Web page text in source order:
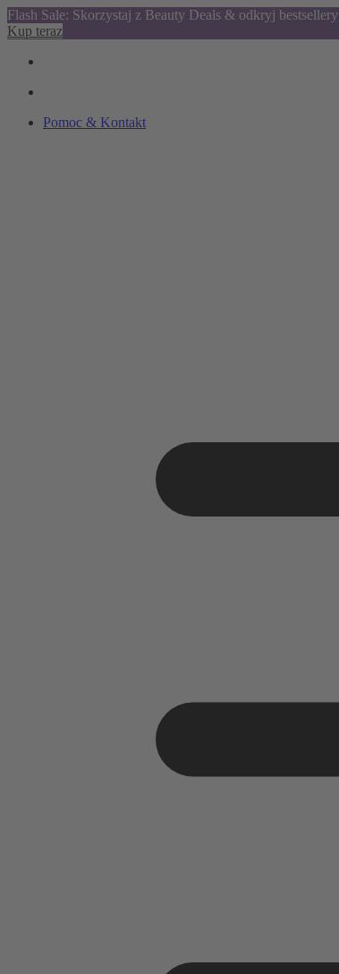
Flash Sale: Skorzystaj z Beauty Deals & odkryj bestsellery
Kup teraz
Pomoc & Kontakt